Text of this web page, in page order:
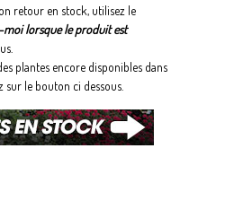
retour en stock, utilisez le
moi lorsque le produit est
plantes encore disponibles dans
sur le bouton ci dessous.